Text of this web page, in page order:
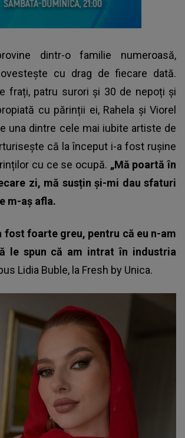
dintr-o familie numeroasă,
cu drag de fiecare dată.
frați, patru surori și 30 de nepoți și
cu părinții ei, Rahela și Viorel
una dintre cele mai iubite artiste de
că la început i-a fost rușine
cu ce se ocupă. „Mă poartă în
zi, mă susțin și-mi dau sfaturi
m-aș afla.
fost foarte greu, pentru că eu n-am
le spun că am intrat în industria
Lidia Buble, la Fresh by Unica.